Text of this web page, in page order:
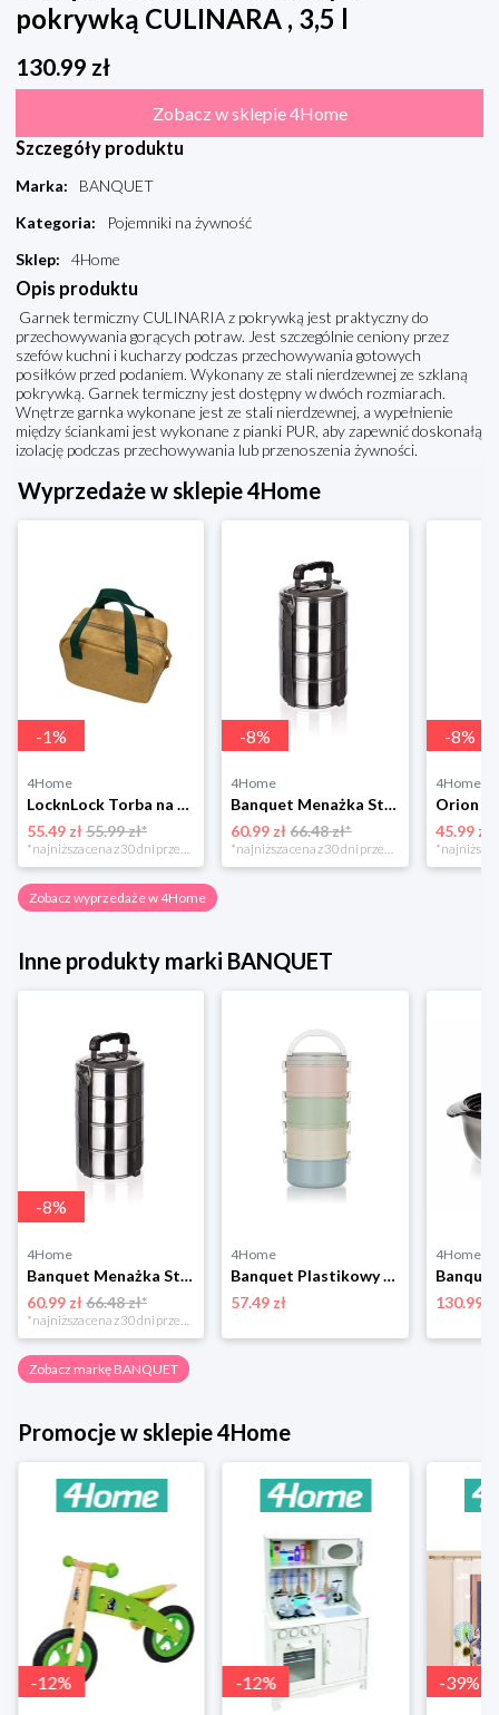
pokrywką CULINARA , 3,5 l
130.99 zł
Zobacz w sklepie 4Home
Szczegóły produktu
Marka:
BANQUET
Kategoria:
Pojemniki na żywność
Sklep: 4Home
Opis produktu
Garnek termiczny CULINARIA z pokrywką jest praktyczny do
przechowywania gorących potraw. Jest szczególnie ceniony przez
szefów kuchni i kucharzy podczas przechowywania gotowych
posiłków przed podaniem. Wykonany ze stali nierdzewnej ze szklaną
pokrywką. Garnek termiczny jest dostępny w dwóch rozmiarach.
Wnętrze garnka wykonane jest ze stali nierdzewnej, a wypełnienie
między ściankami jest wykonane z pianki PUR, aby zapewnić doskonałą
izolację podczas przechowywania lub przenoszenia żywności.
Wyprzedaże w sklepie 4Home
-1%
4Home
LocknLock Torba na przekąski z zamkiem, 14 x 21 x 15 cm 4-Home
55.49 zł55.99 zł*
*najniższa cena z 30 dni przed obniżką
-8%
4Home
Banquet Menażka Store Line 4 elementy, stal nierdzewna
60.99 zł 66.48 zł*
*najniższa cena z 30 dni przed obniżką
-8%
4Home
45.99 zł
Zobacz wyprzedaże w 4Home
Inne produkty marki BANQUET
-8%
4Home
Banquet Menażka Store Line 4 elementy, stal nierdzewna
60.99 zł66.48 zł*
4Home
Banquet Plastikowy pojemnik na żywność Avanza, 2,8 l, 4 części, multikolor
57.49 zł
4Home
130.99 zł
Zobacz markę BANQUET
Promocje w sklepie 4Home
-12% -12% -39%